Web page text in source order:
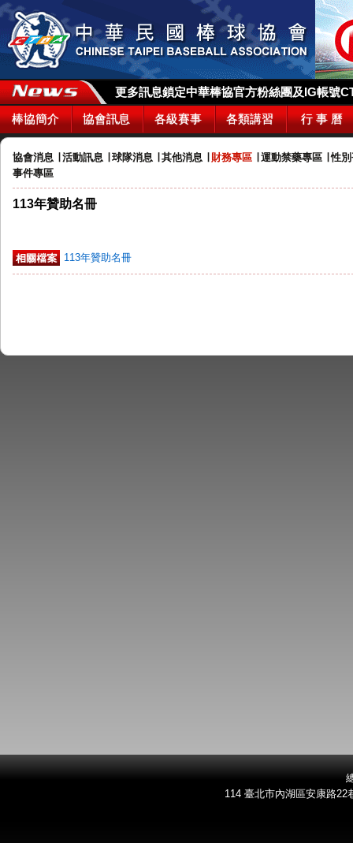
更多訊息鎖定中華棒協官方粉絲團及IG帳號
棒協簡介 協會訊息 各級賽事 各類講習 行 事 曆
協會消息 活動訊息 球隊消息 其他消息 財務專區 運動禁藥專區 ∣性
事件專區
113年贊助名冊
113年贊助名冊
114 臺北市內湖區安康路22